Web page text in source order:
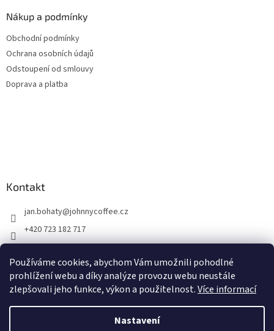
Používáme cookies, abychom Vám umožnili pohodlné
prohlížení webu a díky analýze provozu webu neustále
zlepšovali jeho funkce, výkon a použitelnost.Více informací
Nastavení
Nákup a podmínky
Obchodní podmínky
Ochrana osobních údajů
Odstoupení od smlouvy
Doprava a platba
Kontakt
jan.bohaty@johnnycoffee.cz
+420 723 182 717
Johnny Coffee
prazirna_johnny_coffee/
Vytvořil Shoptet